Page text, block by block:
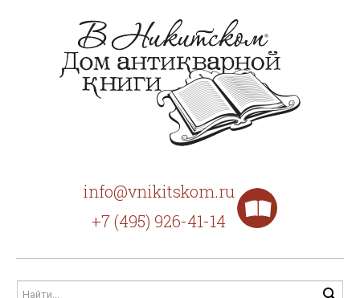
info@vnikitskom.ru
+7 (495) 926-41-14